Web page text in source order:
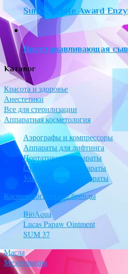
Sum37 White Award
Восстанавливающая
Каталог
Красота и здоровье
Анестетики
Все для стерилизации
Аппаратная косметология
Аэрографы и компрессоры
Аппараты для лифтинга
Портативные аппараты
Стационарные аппараты
Ультразвуковые аппараты
Косметологические бренды
BioAqua
Lucas Papaw Ointment
SUM 37
Масла
Мезотерапия